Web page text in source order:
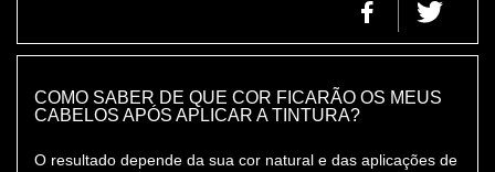
COMO SABER DE QUE COR FICARÃO OS MEUS
CABELOS APÓS APLICAR A TINTURA?
O resultado depende da sua cor natural e das aplicações de